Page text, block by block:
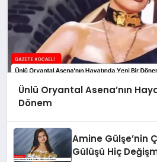
Ünlü Oryantal Asena’nın
Dönem
Amine Gülşe’nin
Gülüşü Hiç